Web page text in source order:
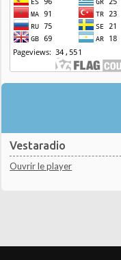
Vestaradio
Ouvrir le player